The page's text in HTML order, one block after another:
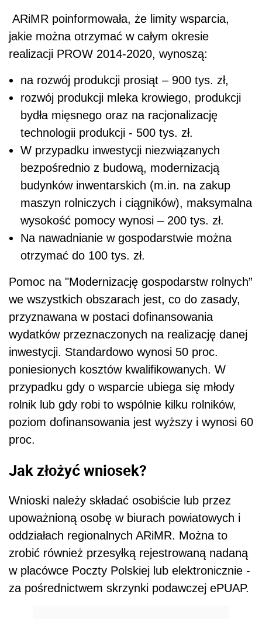
ARiMR poinformowała, że limity wsparcia,
jakie można otrzymać w całym okresie
realizacji PROW 2014-2020, wynoszą:
na rozwój produkcji prosiąt – 900 tys. zł,
rozwój produkcji mleka krowiego, produkcji
bydła mięsnego oraz na racjonalizację
technologii produkcji - 500 tys. zł.
W przypadku inwestycji niezwiązanych
bezpośrednio z budową, modernizacją
budynków inwentarskich (m.in. na zakup
maszyn rolniczych i ciągników), maksymalna
wysokość pomocy wynosi – 200 tys. zł.
Na nawadnianie w gospodarstwie można
otrzymać do 100 tys. zł.
Pomoc na "Modernizację gospodarstw rolnych”
we wszystkich obszarach jest, co do zasady,
przyznawana w postaci dofinansowania
wydatków przeznaczonych na realizację danej
inwestycji. Standardowo wynosi 50 proc.
poniesionych kosztów kwalifikowanych. W
przypadku gdy o wsparcie ubiega się młody
rolnik lub gdy robi to wspólnie kilku rolników,
poziom dofinansowania jest wyższy i wynosi 60
proc.
Jak złożyć wniosek?
Wnioski należy składać osobiście lub przez
upoważnioną osobę w biurach powiatowych i
oddziałach regionalnych ARiMR. Można to
zrobić również przesyłką rejestrowaną nadaną
w placówce Poczty Polskiej lub elektronicznie -
za pośrednictwem skrzynki podawczej ePUAP.